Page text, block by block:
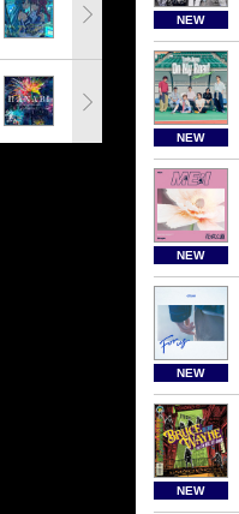
NEW
NEW
NEW
NEW
NEW